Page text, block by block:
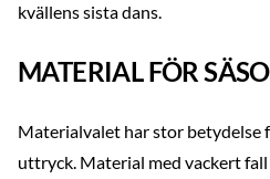
kvällens sista dans.
MATERIAL FÖR
Materialvalet har stor betydelse
uttryck. Material med vackert